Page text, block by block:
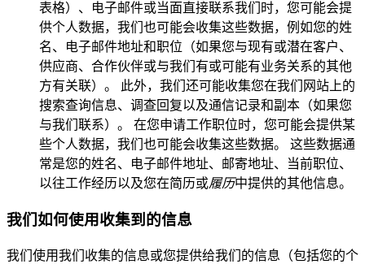
表格）、电子邮件或当面直接联系我们时，您可能会提
供个人数据，我们也可能会收集这些数据，例如您的姓
名、电子邮件地址和职位（如果您与现有或潜在客户、
供应商、合作伙伴或与我们有或可能有业务关系的其他
方有关联）。 此外，我们还可能收集您在我们网站上的
搜索查询信息、调查回复以及通信记录和副本（如果您
与我们联系）。 在您申请工作职位时，您可能会提供某
些个人数据，我们也可能会收集这些数据。 这些数据通
常是您的姓名、电子邮件地址、邮寄地址、当前职位、
以往工作经历以及您在简历或履历中提供的其他信息。
我们如何使用收集到的信息
我们使用我们收集的信息或您提供给我们的信息（包括您的个